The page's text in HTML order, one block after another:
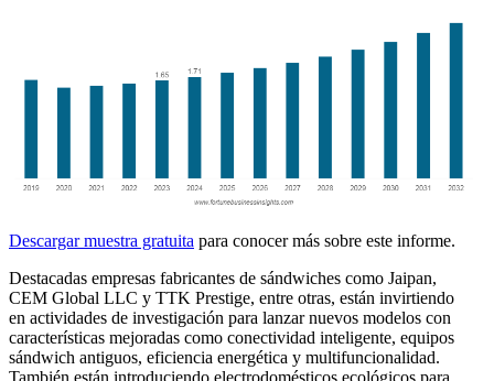
Descargar muestra gratuita para conocer más sobre este informe.
Destacadas empresas fabricantes de sándwiches como Jaipan,
CEM Global LLC y TTK Prestige, entre otras, están invirtiendo
en actividades de investigación para lanzar nuevos modelos con
características mejoradas como conectividad inteligente, equipos
sándwich antiguos, eficiencia energética y multifuncionalidad.
También están introduciendo electrodomésticos ecológicos para